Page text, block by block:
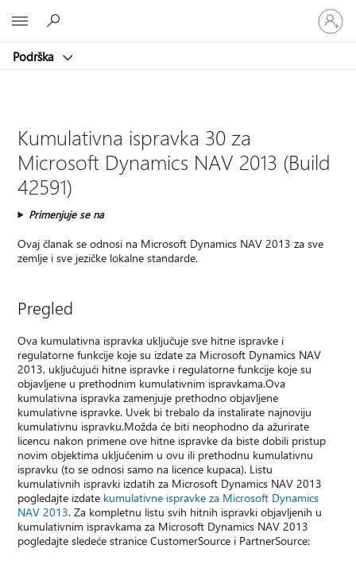
Podrška
Prijavite
se
na
Kumulativna ispravka 30 za
Microsoft Dynamics NAV 2013 (Build
42591)
Primenjuje se na
Ovaj članak se odnosi na Microsoft Dynamics NAV 2013 za sve
zemlje i sve jezičke lokalne standarde.
Pregled
Ova kumulativna ispravka uključuje sve hitne ispravke i
regulatorne funkcije koje su izdate za Microsoft Dynamics NAV
2013, uključujući hitne ispravke i regulatorne funkcije koje su
objavljene u prethodnim kumulativnim ispravkama.Ova
kumulativna ispravka zamenjuje prethodno objavljene
kumulativne ispravke. Uvek bi trebalo da instalirate najnoviju
kumulativnu ispravku.Možda će biti neophodno da ažurirate
licencu nakon primene ove hitne ispravke da biste dobili pristup
novim objektima uključenim u ovu ili prethodnu kumulativnu
ispravku (to se odnosi samo na licence kupaca). Listu
kumulativnih ispravki izdatih za Microsoft Dynamics NAV 2013
pogledajte izdate kumulativne ispravke za Microsoft Dynamics
NAV 2013. Za kompletnu listu svih hitnih ispravki objavljenih u
kumulativnim ispravkama za Microsoft Dynamics NAV 2013
pogledajte sledeće stranice CustomerSource i PartnerSource: